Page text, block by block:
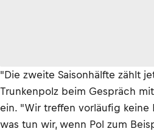
"Die zweite Saisonhälfte zählt
Trunkenpolz beim Gespräch mit
ein. "Wir treffen vorläufig keine
was tun wir, wenn Pol zum